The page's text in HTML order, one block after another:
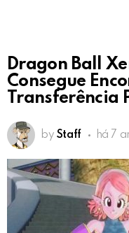
Dragon Ball
Consegue
Transferência
by Staff há 7